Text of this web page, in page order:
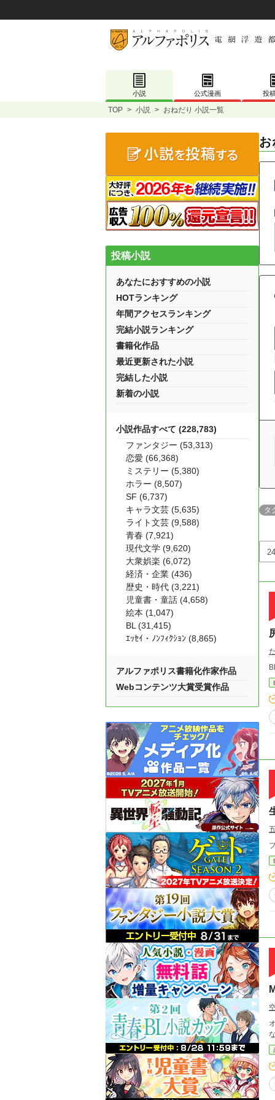
小説 公式漫画 投
TOP > 小説 > おねだり 小説一覧
お
タ
投稿小説
あなたにおすすめの小説
HOTランキング
年間アクセスランキング
完結小説ランキング
書籍化作品
最近更新された小説
完結した小説
新着の小説
小説作品すべて (228,783)
ファンタジー (53,313)
恋愛 (66,368)
ミステリー (5,380)
ホラー (8,507)
SF (6,737)
キャラ文芸 (5,635)
ライト文芸 (9,588)
青春 (7,921)
現代文学 (9,620)
大衆娯楽 (6,072)
経済・企業 (436)
歴史・時代 (3,221)
児童書・童話 (4,658)
絵本 (1,047)
BL (31,415)
ｴｯｾｲ・ﾉﾝﾌｨｸｼｮﾝ (8,865)
アルファポリス書籍化作家作品
Webコンテンツ大賞受賞作品